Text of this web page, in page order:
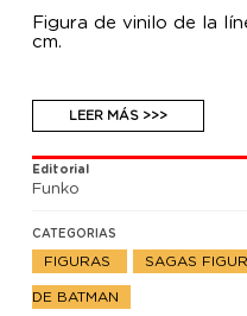
Figura de vinilo de la
cm.
LEER MÁS >>>
Editorial
Funko
CATEGORIAS
FIGURAS SAGAS
DE BATMAN